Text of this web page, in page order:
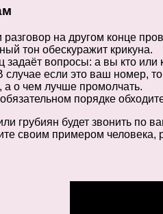
разговор на другом конце
тон обескуражит крикуна.
задаёт вопросы: а вы кто
случае если это ваш номер,
а о чем лучше промолчать.
порядке
грубиян будет звонить
своим примером человека,